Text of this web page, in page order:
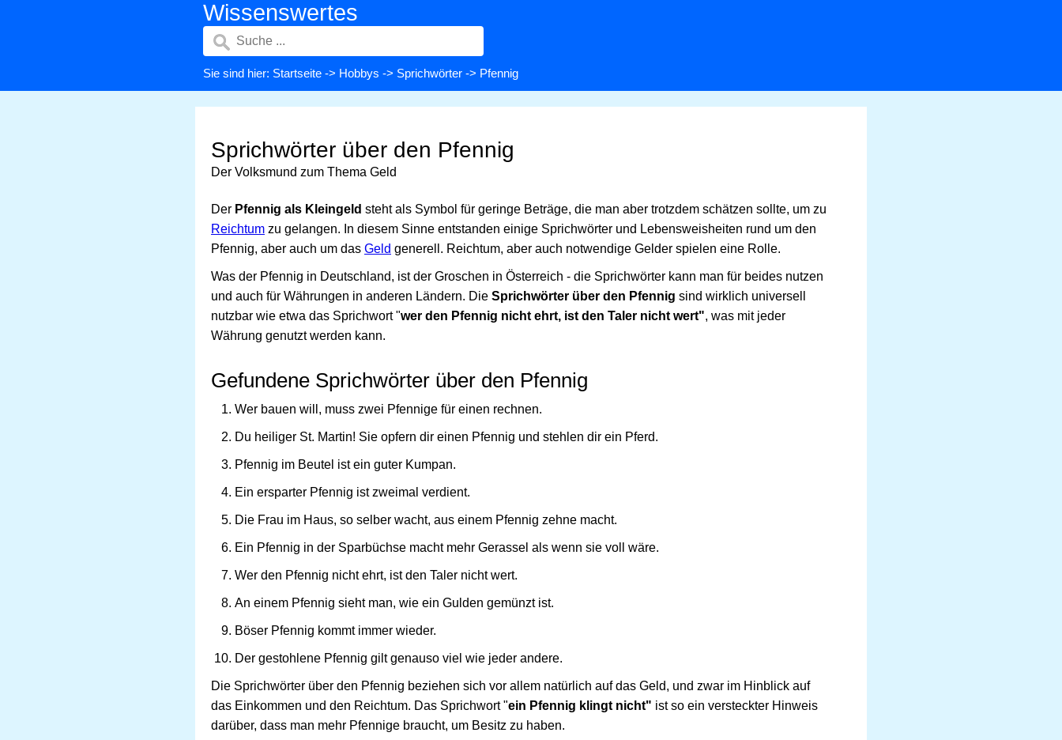
Wissenswertes
Sie sind hier: Startseite -> Hobbys -> Sprichwörter -> Pfennig
Sprichwörter über den Pfennig
Der Volksmund zum Thema Geld
Der Pfennig als Kleingeld steht als Symbol für geringe Beträge, die man aber trotzdem schätzen sollte, um zu
Reichtum zu gelangen. In diesem Sinne entstanden einige Sprichwörter und Lebensweisheiten rund um den
Pfennig, aber auch um das Geld generell. Reichtum, aber auch notwendige Gelder spielen eine Rolle.
Was der Pfennig in Deutschland, ist der Groschen in Österreich - die Sprichwörter kann man für beides nutzen
und auch für Währungen in anderen Ländern. Die Sprichwörter über den Pfennig sind wirklich universell
nutzbar wie etwa das Sprichwort "wer den Pfennig nicht ehrt, ist den Taler nicht wert", was mit jeder
Währung genutzt werden kann.
Gefundene Sprichwörter über den Pfennig
Wer bauen will, muss zwei Pfennige für einen rechnen.
Du heiliger St. Martin! Sie opfern dir einen Pfennig und stehlen dir ein Pferd.
Pfennig im Beutel ist ein guter Kumpan.
Ein ersparter Pfennig ist zweimal verdient.
Die Frau im Haus, so selber wacht, aus einem Pfennig zehne macht.
Ein Pfennig in der Sparbüchse macht mehr Gerassel als wenn sie voll wäre.
Wer den Pfennig nicht ehrt, ist den Taler nicht wert.
An einem Pfennig sieht man, wie ein Gulden gemünzt ist.
Böser Pfennig kommt immer wieder.
Der gestohlene Pfennig gilt genauso viel wie jeder andere.
Die Sprichwörter über den Pfennig beziehen sich vor allem natürlich auf das Geld, und zwar im Hinblick auf
das Einkommen und den Reichtum. Das Sprichwort "ein Pfennig klingt nicht" ist so ein versteckter Hinweis
darüber, dass man mehr Pfennige braucht, um Besitz zu haben.